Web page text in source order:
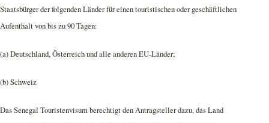
Staatsbürger der folgenden Länder für einen touristischen oder geschäftlichen
Aufenthalt von bis zu 90 Tagen:
(a) Deutschland, Österreich und alle anderen EU-Länder;
(b) Schweiz
Das Senegal Touristenvisum berechtigt den Antragsteller dazu, das Land